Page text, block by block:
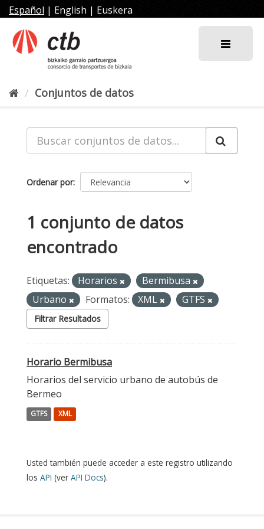
al
contenido
Español | English | Euskera
Conjuntos de datos
Ordenar por
1 conjunto de datos
encontrado
Etiquetas: Horarios
Bermibusa
Urbano
Formatos: XML GTFS
Filtrar Resultados
Horario Bermibusa
Horarios del servicio urbano de autobús de
Bermeo
GTFS XML
Usted también puede acceder a este registro utilizando
los API (ver API Docs).